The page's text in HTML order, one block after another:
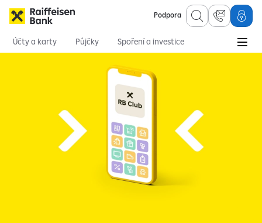
Podpora
Účty a karty Půjčky
Spoření a investice